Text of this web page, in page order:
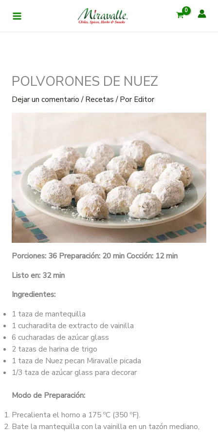
POLVORONES DE NUEZ
Dejar un comentario /Recetas/ Por Editor
Porciones: 36 Preparación: 20 min Cocción: 12 min
Listo en: 32 min
Ingredientes:
1 taza de mantequilla
1 cucharadita de extracto de vainilla
6 cucharadas de azúcar glass
2 tazas de harina de trigo
1 taza de Nuez pecan Miravalle picada
1/3 taza de azúcar glass para decorar
Modo de Preparación:
Precalienta el horno a 175 ºC (350 ºF).
Bate la mantequilla con la vainilla en un tazón mediano,